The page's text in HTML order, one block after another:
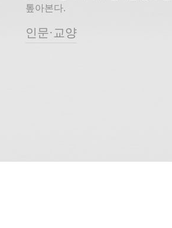
톺아본다.
인문·교양